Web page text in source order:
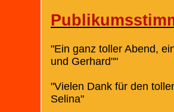
"Ein ganz toller Abend,
und Gerhard""
"Vielen Dank für den
Selina"